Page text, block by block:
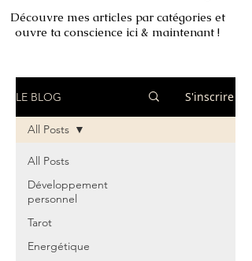
Découvre mes articles par catégories et
ouvre ta conscience ici & maintenant !
LE BLOG S'inscrire
All Posts
Développement
personnel
Tarot
Energétique
All Posts